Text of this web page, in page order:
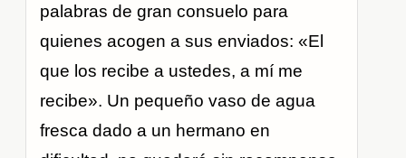
palabras de gran consuelo para
quienes acogen a sus enviados: «El
que los recibe a ustedes, a mí me
recibe». Un pequeño vaso de agua
fresca dado a un hermano en